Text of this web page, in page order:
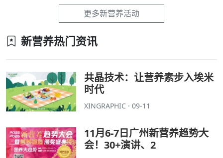
更多新营养活动
新营养热门资讯
共晶技术：让营养素步入埃米
时代
XINGRAPHIC · 09-11
11月6-7日广州新营养趋势大
会！30+演讲、2